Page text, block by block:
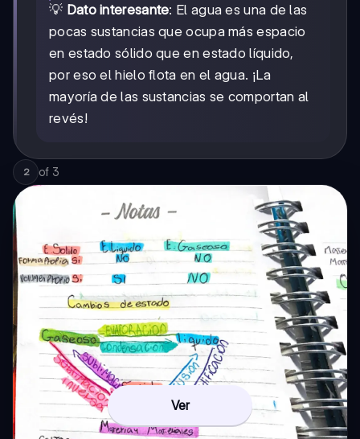
💡 Dato interesante: El agua es una de las
pocas sustancias que ocupa más espacio
en estado sólido que en estado líquido,
por eso el hielo flota en el agua. ¡La
mayoría de las sustancias se comportan al
revés!
2 of 3
Ver